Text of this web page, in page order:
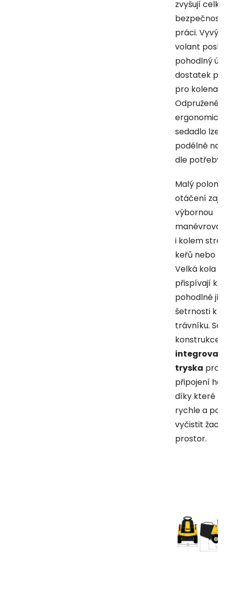
zvyšují
bezpečnost
práci.
volant
pohodlný
dostatek
pro kolena.
Odpružené
sedadlo lze
podélně
dle potřeby.
Malý
otáčení
výbornou
i kolem
keřů nebo
Velká kola
přispívají k
pohodlné
šetrnosti k
trávníku.
konstrukce
tryska pro
připojení
díky které
rychle a
vyčistit žací
prostor.